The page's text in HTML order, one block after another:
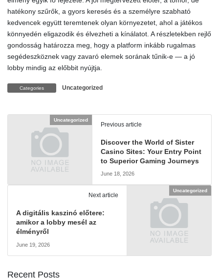
hatékony szűrők, a gyors keresés és a személyre szabható
kedvencek együtt teremtenek olyan környezetet, ahol a játékos
könnyedén eligazodik és élvezheti a kínálatot. A részletekben rejlő
gondosság határozza meg, hogy a platform inkább rugalmas
segédeszköznek vagy zavaró elemek sorának tűnik-e — a jó
lobby mindig az előbbit nyújtja.
Categories Uncategorized
Uncategorized
Previous article
Discover the World of Sister
Casino Sites: Your Entry Point
to Superior Gaming Journeys
June 18, 2026
Uncategorized
Next article
A digitális kaszinó előtere:
amikor a lobby mesél az
élményről
June 19, 2026
Recent Posts